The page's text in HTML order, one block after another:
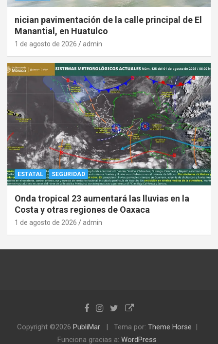
nician pavimentación de la calle principal de El
Manantial, en Huatulco
1 de agosto de 2026 admin
ESTATAL SEGURIDAD
Onda tropical 23 aumentará las lluvias en la
Costa y otras regiones de Oaxaca
1 de agosto de 2026 admin
Copyright ©2026 PubliMar Tema por: Theme Horse
Funciona gracias a: WordPress